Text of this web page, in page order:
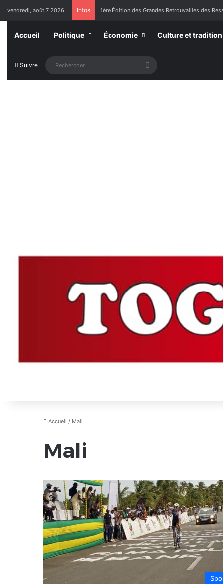
vendredi, août 7 2026 Infos 1ère Édition des Grandes Retrouvailles des
Accueil Politique Économie Culture et tradition
Suivre Rechercher
Accueil / Mali
Mali